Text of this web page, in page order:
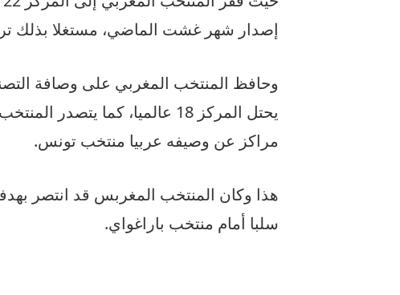
إصدار شهر غشت الماضي، مستغلا بذلك
وحافظ المنتخب المغربي على وصافة
مراكز عن وصيفه عربيا منتخب تونس.
هذا وكان المنتخب المغربس قد انتصر
سلبا أمام منتخب باراغواي.